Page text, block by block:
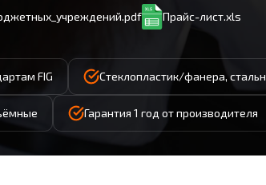
Прайс-лист.xls
FIG Стеклопластик/фанера,
Гарантия 1 год от производителя